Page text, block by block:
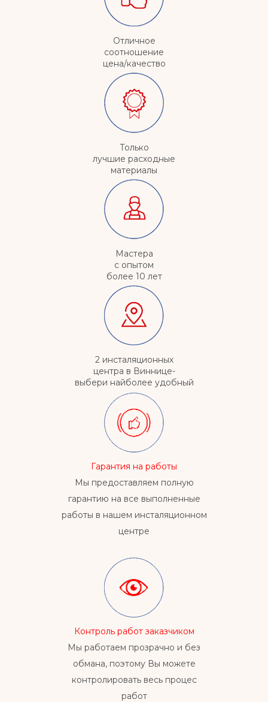
Отличное
соотношение
цена/качество
Только
лучшие расходные
материалы
Мастера
с опытом
более 10 лет
2 инсталяционных
центра в Виннице-
выбери найболее удобный
Гарантия на работы
Мы предоставляем полную
гарантию на все выполненные
работы в нашем инсталяционном
центре
Контроль работ заказчиком
Мы работаем прозрачно и без
обмана, поэтому Вы можете
контролировать весь процес
работ